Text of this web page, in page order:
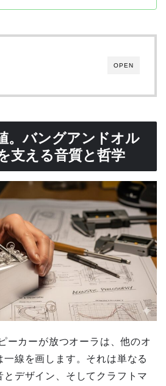
OPEN
。バングアンドオル
支える音質と哲学
ーカーが放つオーラは、他のオ
線を画します。それは単なる
とデザイン、そしてクラフトマ